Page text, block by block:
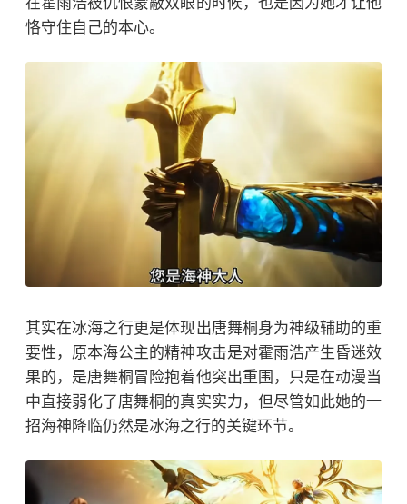
在霍雨浩被仇恨蒙蔽双眼的时候，也是因为她才让他
恪守住自己的本心。
其实在冰海之行更是体现出唐舞桐身为神级辅助的重
要性，原本海公主的精神攻击是对霍雨浩产生昏迷效
果的，是唐舞桐冒险抱着他突出重围，只是在动漫当
中直接弱化了唐舞桐的真实实力，但尽管如此她的一
招海神降临仍然是冰海之行的关键环节。